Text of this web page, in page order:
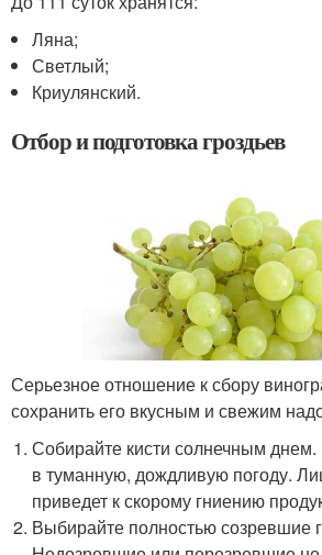
Ляна;
Светлый;
Криулянский.
Отбор и подготовка гроздьев
Серьезное отношение к сбору
сохранить его вкусным и свежим
Собирайте кисти солнечным
в туманную, дождливую погоду.
приведет к скорому гниению
Выбирайте полностью созревшие